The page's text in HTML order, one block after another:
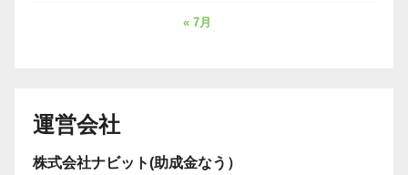
« 7月
運営会社
株式会社ナビット(助成金なう）